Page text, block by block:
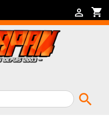
shopping_cart

